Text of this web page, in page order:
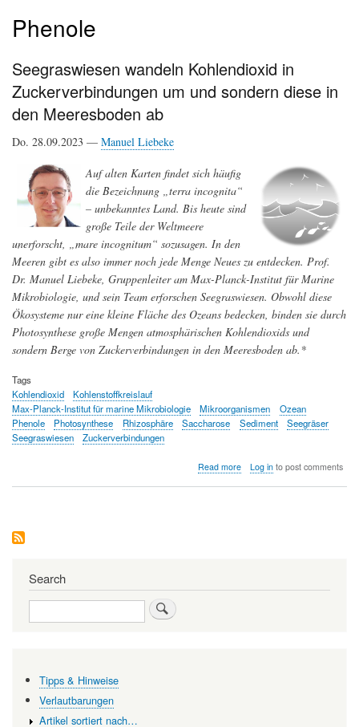
Phenole
Seegraswiesen wandeln Kohlendioxid in
Zuckerverbindungen um und sondern diese in
den Meeresboden ab
Do. 28.09.2023 — Manuel Liebeke
Auf alten Karten findet sich häufig
die Bezeichnung „terra incognita“
– unbekanntes Land. Bis heute sind
große Teile der Weltmeere
unerforscht, „mare incognitum“ sozusagen. In den
Meeren gibt es also immer noch jede Menge Neues zu entdecken. Prof.
Dr. Manuel Liebeke, Gruppenleiter am Max-Planck-Institut für Marine
Mikrobiologie, und sein Team erforschen Seegraswiesen. Obwohl diese
Ökosysteme nur eine kleine Fläche des Ozeans bedecken, binden sie durch
Photosynthese große Mengen atmosphärischen Kohlendioxids und
sondern Berge von Zuckerverbindungen in den Meeresboden ab.*
Tags
Kohlendioxid
Kohlenstoffkreislauf
Max-Planck-Institut für marine Mikrobiologie
Mikroorganismen
Ozean
Phenole
Photosynthese Rhizosphäre Saccharose Sediment
Seegräser
Seegraswiesen
Zuckerverbindungen
Read moreabout
diese
Log into post comments
Search
Search
Tipps & Hinweise
Verlautbarungen
Artikel sortiert nach…